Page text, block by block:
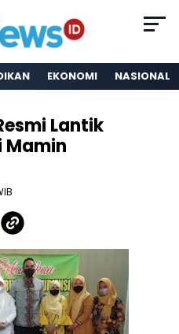
EKONOMI NASIONAL
Lantik
Mamin